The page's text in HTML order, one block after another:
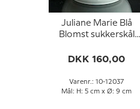
Juliane Marie Blå
Blomst sukkerskål
Copenhagen
DKK 160,00
Varenr.: 10-12037
Mål: H: 5 cm x Ø: 9 cm